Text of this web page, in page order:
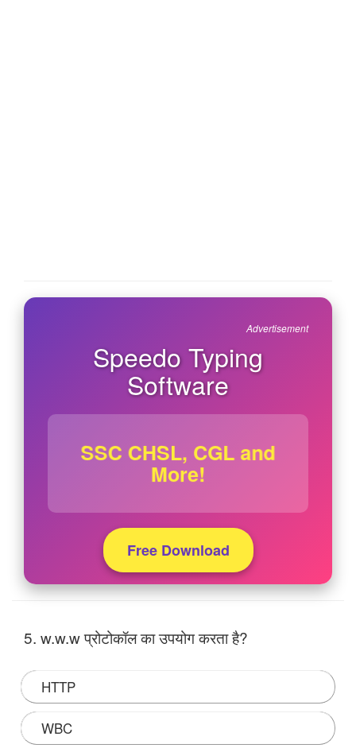
Advertisement
Speedo Typing
Software
SSC CHSL, CGL and
More!
Free Download
5. w.w.w प्रोटोकॉल का उपयोग करता है?
HTTP
WBC